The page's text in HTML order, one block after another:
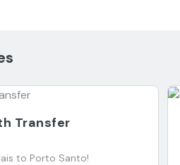
Transfer
to Porto Santo!